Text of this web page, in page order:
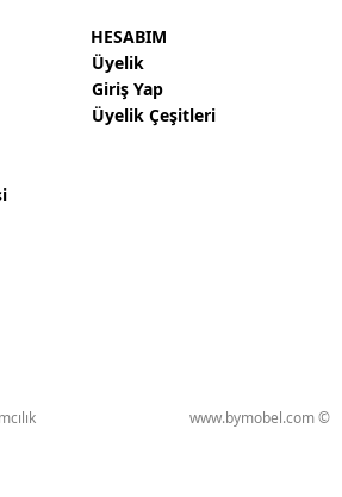
HESABIM
Üyelik
Giriş Yap
Üyelik Çeşitleri
www.bymobel.com ©